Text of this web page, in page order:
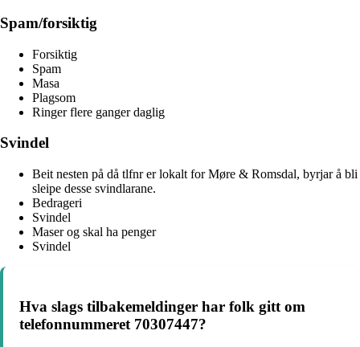
Spam/forsiktig
Forsiktig
Spam
Masa
Plagsom
Ringer flere ganger daglig
Svindel
Beit nesten på då tlfnr er lokalt for Møre & Romsdal, byrjar å bli
sleipe desse svindlarane.
Bedrageri
Svindel
Maser og skal ha penger
Svindel
Hva slags tilbakemeldinger har folk gitt om
telefonnummeret 70307447?